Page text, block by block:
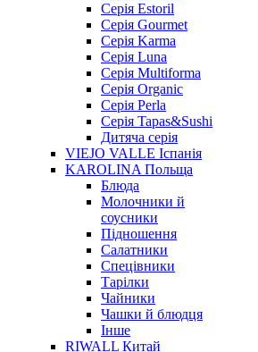
Серія Estoril
Серія Gourmet
Серія Karma
Серія Luna
Серія Multiforma
Серія Organic
Серія Perla
Серія Tapas&Sushi
Дитяча серія
VIEJO VALLE Іспанія
KAROLINA Польща
Блюда
Молочники й
соусники
Підношення
Салатники
Спецівники
Тарілки
Чайники
Чашки й блюдця
Інше
RIWALL Китай